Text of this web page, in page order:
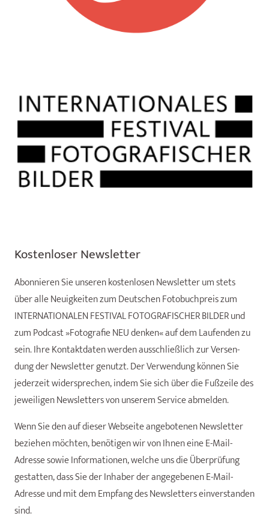
Kosten­lo­ser Newsletter
Abon­nie­ren Sie unseren kosten­lo­sen Newsletter um stets
über alle Neuigkeiten zum Deutschen Fotobuchpreis zum
INTERNATIONALEN FESTIVAL FOTOGRAFISCHER BILDER und
zum Podcast »Fotografie NEU denken« auf dem Laufen­den zu
sein. Ihre Kontakt­da­ten werden ausschließ­lich zur Versen­
dung der Newsletter genutzt. Der Verwen­dung können Sie
jeder­zeit wider­spre­chen, indem Sie sich über die Fußzeile des
jewei­li­gen News­let­ters von unserem Service abmel­den.
Wenn Sie den auf dieser Webseite angebotenen Newsletter
beziehen möchten, benötigen wir von Ihnen eine E-Mail-
Adresse sowie Informationen, welche uns die Überprüfung
gestatten, dass Sie der Inhaber der angegebenen E-Mail-
Adresse und mit dem Empfang des Newsletters einverstanden
sind.